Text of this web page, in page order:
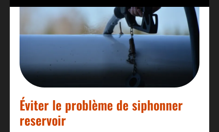
Éviter le problème de siphonner
reservoir